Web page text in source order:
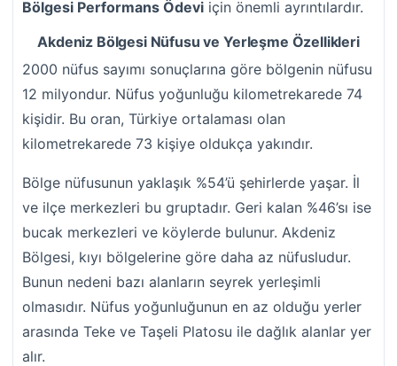
Bölgesi Performans Ödevi için önemli ayrıntılardır.
Akdeniz Bölgesi Nüfusu ve Yerleşme Özellikleri
2000 nüfus sayımı sonuçlarına göre bölgenin nüfusu
12 milyondur. Nüfus yoğunluğu kilometrekarede 74
kişidir. Bu oran, Türkiye ortalaması olan
kilometrekarede 73 kişiye oldukça yakındır.
Bölge nüfusunun yaklaşık %54’ü şehirlerde yaşar. İl
ve ilçe merkezleri bu gruptadır. Geri kalan %46’sı ise
bucak merkezleri ve köylerde bulunur. Akdeniz
Bölgesi, kıyı bölgelerine göre daha az nüfusludur.
Bunun nedeni bazı alanların seyrek yerleşimli
olmasıdır. Nüfus yoğunluğunun en az olduğu yerler
arasında Teke ve Taşeli Platosu ile dağlık alanlar yer
alır.